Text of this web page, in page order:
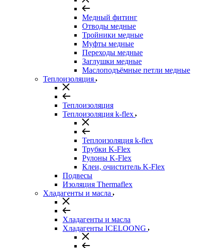
Медный фитинг
Отводы медные
Тройники медные
Муфты медные
Переходы медные
Заглушки медные
Маслоподъёмные петли медные
Теплоизоляция
Теплоизоляция
Теплоизоляция k-flex
Теплоизоляция k-flex
Трубки K-Flex
Рулоны K-Flex
Клеи, очиститель K-Flex
Подвесы
Изоляция Thermaflex
Хладагенты и масла
Хладагенты и масла
Хладагенты ICELOONG